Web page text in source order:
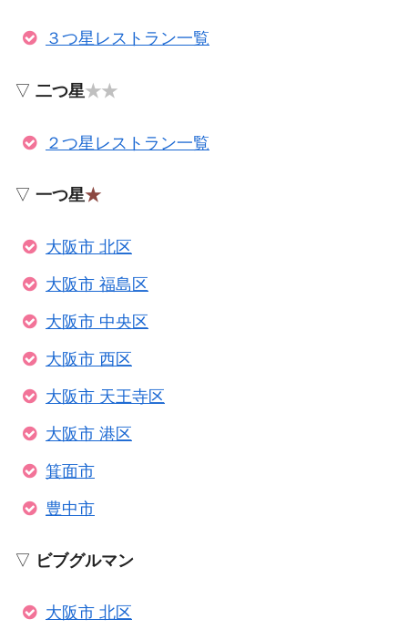
３つ星レストラン一覧
▽ 二つ星★★
２つ星レストラン一覧
▽ 一つ星★
大阪市 北区
大阪市 福島区
大阪市 中央区
大阪市 西区
大阪市 天王寺区
大阪市 港区
箕面市
豊中市
▽ ビブグルマン
大阪市 北区